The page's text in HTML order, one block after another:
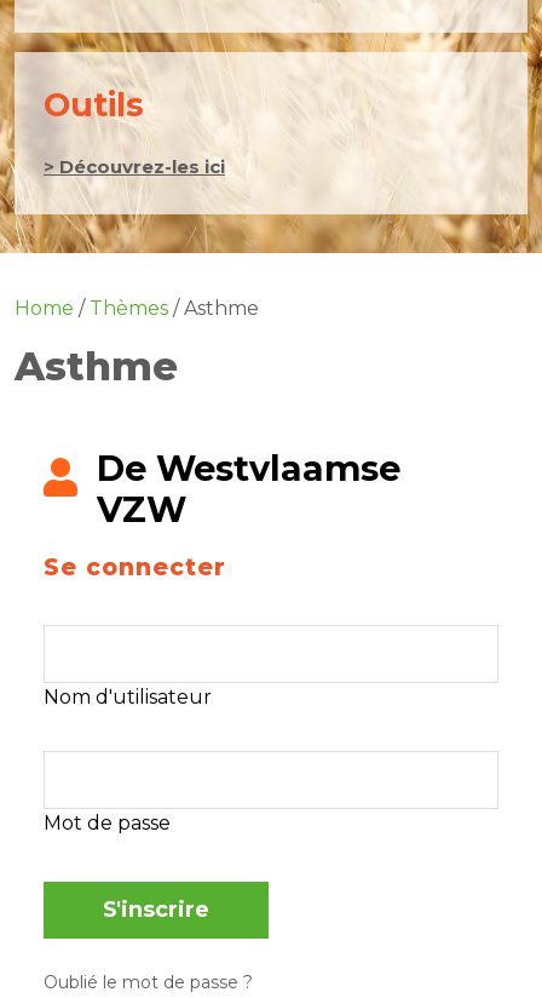
Outils
> Découvrez-les ici
Home / Thèmes / Asthme
Asthme
De Westvlaamse
VZW
Se connecter
Nom d'utilisateur
Mot de passe
S'inscrire
Oublié le mot de passe ?